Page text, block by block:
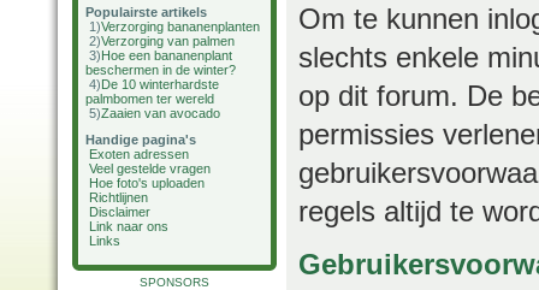
Populairste artikels
1)Verzorging bananenplanten
2)Verzorging van palmen
3)Hoe een bananenplant
beschermen in de winter?
4)De 10 winterhardste
palmbomen ter wereld
5)Zaaien van avocado
Handige pagina's
Exoten adressen
Veel gestelde vragen
Hoe foto's uploaden
Richtlijnen
Disclaimer
Link naar ons
Links
SPONSORS
Om te kunnen
slechts enkele
op dit forum. De
permissies
regels altijd te